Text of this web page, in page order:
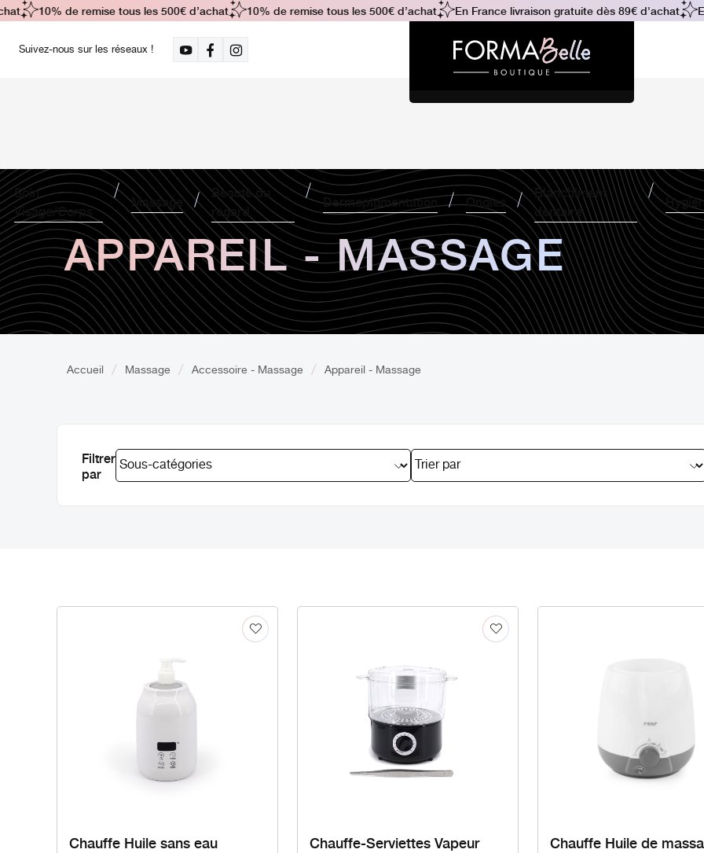
Suivez-nous sur les réseaux !
Soin
Visage/Corps
Massage
Beauté du
regard
Dermopigmentation Ongles
Blanchiment
dentaire
10% de remise tous les 500€ d’achat 10% de remise tous les 500€ d’achat En France livraison gratuite dès 89€ d'achat
APPAREIL - MASSAGE
Accueil Massage Accessoire - Massage Appareil - Massage
Filtrer
par
Chauffe Huile sans eau Chauffe-Serviettes Vapeur Chauffe Huile de